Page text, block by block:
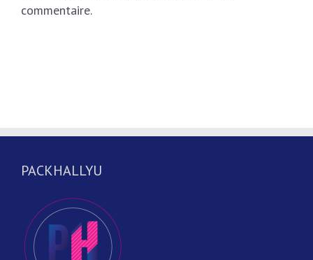
commentaire.
PACKHALLYU